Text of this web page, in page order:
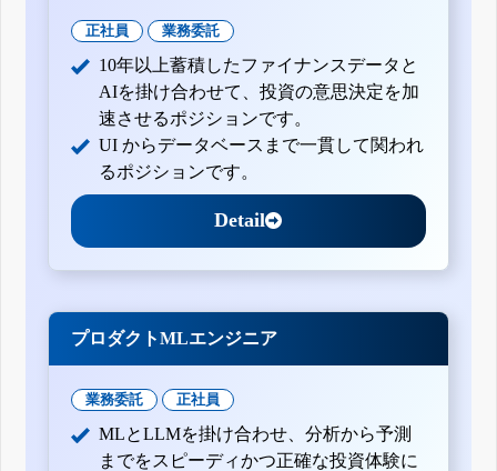
正社員 業務委託
10年以上蓄積したファイナンスデータと
AIを掛け合わせて、投資の意思決定を加
速させるポジションです。
UI からデータベースまで一貫して関われ
るポジションです。
Detail
プロダクトMLエンジニア
業務委託 正社員
MLとLLMを掛け合わせ、分析から予測
までをスピーディかつ正確な投資体験に